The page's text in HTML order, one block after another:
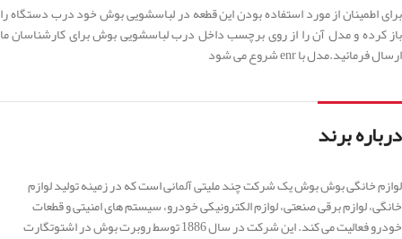
برای اطمینان از مورد استفاده بودن این قطعه در لباسشویی بوش خود درب دستگاه را
باز کرده و مدل آن را از روی برچسب داخل درب لباسشویی بوش برای کارشناسان ما
ارسال فرمائید.مدل با enr شروع می شود
درباره برند
لوازم خانگی بوش بوش یک شرکت چند ملیتی آلمانی است که در زمینه تولید لوازم
خانگی، لوازم برقی صنعتی، لوازم الکترونیکی خودرو، سیستم های امنیتی و قطعات
خودرو فعالیت می کند. این شرکت در سال 1886 توسط روبرت بوش در اشتوتگارت